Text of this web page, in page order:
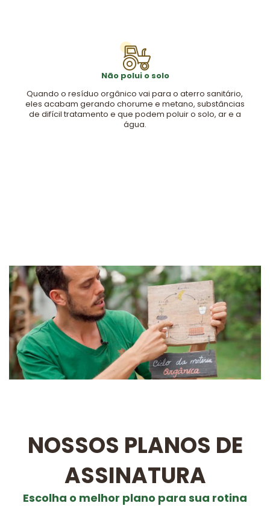
Não polui o solo
Quando o resíduo orgânico vai para o aterro sanitário,
eles acabam gerando chorume e metano, substâncias
de difícil tratamento e que podem poluir o solo, ar e a
água.
NOSSOS PLANOS DE
ASSINATURA
Escolha o melhor plano para sua rotina